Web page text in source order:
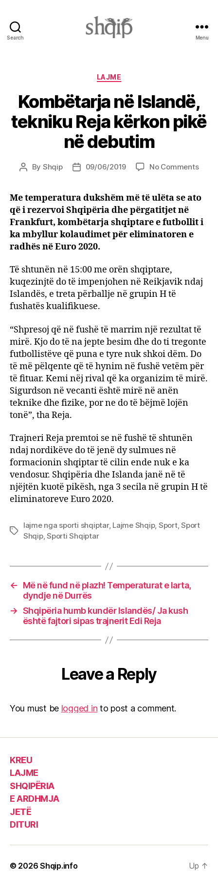
Search Menu
Categories
LAJME
Kombëtarja në Islandë,
tekniku Reja kërkon pikë
në debutim
Post
By Shqip
Post09/06/2019 No Commentson
Reja
Me temperatura dukshëm më të ulëta se ato
që i rezervoi Shqipëria dhe përgatitjet në
Frankfurt, kombëtarja shqiptare e futbollit i
ka mbyllur kolaudimet për eliminatoren e
radhës në Euro 2020.
Të shtunën në 15:00 me orën shqiptare,
kuqezinjtë do të impenjohen në Reikjavik ndaj
Islandës, e treta përballje në grupin H të
fushatës kualifikuese.
“Shpresoj që në fushë të marrim një rezultat të
mirë. Kjo do të na jepte besim dhe do ti tregonte
futbollistëve që puna e tyre nuk shkoi dëm. Do
të më pëlqente që të hynim në fushë vetëm për
të fituar. Kemi nëj rival që ka organizim të mirë.
Sigurdson në vecanti është mirë në anën
teknike dhe fizike, por ne do të bëjmë lojën
tonë”, tha Reja.
Trajneri Reja premtoi se në fushë të shtunën
ndaj nordikëve do të jenë dy sulmues në
formacionin shqiptar të cilin ende nuk e ka
vendosur. Shqipëria dhe Islanda janë në të
njëjtën kuotë pikësh, nga 3 secila në grupin H të
eliminatoreve Euro 2020.
Tags
lajme nga sporti shqiptar, Lajme Shqip, Sport,Sport
Shqip,Sporti Shqiptar
←
Më në fund në plazh! Temperaturat e larta,
dyndje në Durrës
→ Shqipëria humb kundër Islandës/ Ja kush
është fajtori sipas trajnerit Edi Reja
Leave a Reply
You must be logged in to post a comment.
KREU
LAJME
SHQIPËRIA
E ARDHMJA
JETË
DITURI
© 2026Shqip.info Up ↑